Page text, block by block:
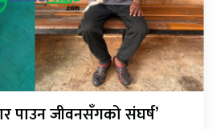
पाउन जीवनसँगको संघर्ष’